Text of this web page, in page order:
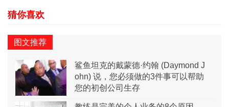
图文推荐
鲨鱼坦克的戴蒙德·约翰 (Daymond J
ohn) 说，您必须做的3件事可以帮助
您的初创公司生存